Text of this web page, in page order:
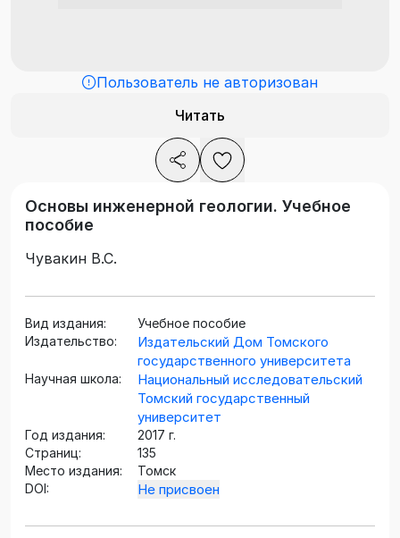
Пользователь не авторизован
Читать
Основы инженерной геологии. Учебное
пособие
Чувакин В.С.
Вид издания:
Учебное пособие
Издательство:
Издательский Дом Томского
государственного университета
Научная школа:
Национальный исследовательский
Томский государственный
университет
Год издания:
2017 г.
Страниц:
135
Место издания:
Томск
DOI:
Не присвоен